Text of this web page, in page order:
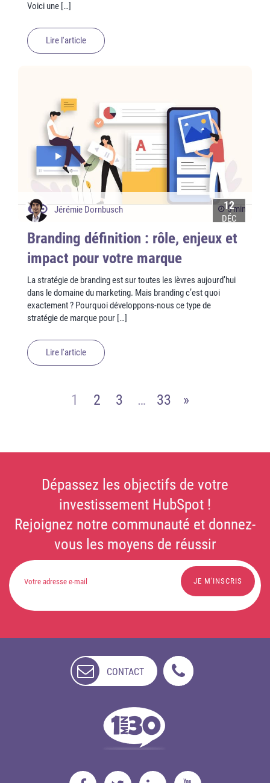
Voici une […]
Lire l'article
12
DÉC
Jérémie Dornbusch 5 min
Branding définition : rôle, enjeux et
impact pour votre marque
La stratégie de branding est sur toutes les lèvres aujourd’hui
dans le domaine du marketing. Mais branding c’est quoi
exactement ? Pourquoi développons-nous ce type de
stratégie de marque pour […]
Lire l'article
1 2 3 … 33 »
Dépassez les objectifs de votre
investissement HubSpot !
Rejoignez notre communauté et donnez-
vous les moyens de réussir
CONTACT
DISPONIBLE